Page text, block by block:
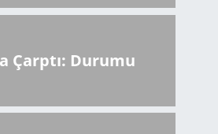
Çarptı: Durumu